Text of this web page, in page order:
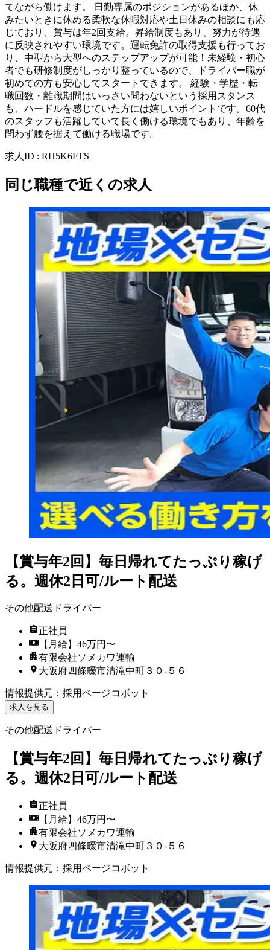
てながら働けます。 日勤専属のポジションがあるほか、休
みたいときに休める柔軟な休暇対応や土日休みの相談にも応
じており、賞与は年2回支給。昇給制度もあり、努力が待遇
に反映されやすい環境です。運転免許の取得支援も行ってお
り、中型から大型へのステップアップが可能！未経験・初心
者でも研修制度がしっかり整っているので、ドライバー職が
初めての方も安心してスタートできます。 経験・学歴・転
職回数・離職期間はいっさい問わないという採用スタンス
も、ハードルを感じていた方には嬉しいポイントです。60代
のスタッフも活躍していて長く働ける環境でもあり、年齢を
問わず腰を据えて働ける職場です。
求人ID : RH5K6FTS
同じ職種で近くの求人
【賞与年2回】毎日帰れてたっぷり稼げ
る。週休2日可/ルート配送
その他配送ドライバー
正社員
【月給】46万円〜
有限会社ソメカワ運輸
大阪府四條畷市清滝中町３０‐５６
情報提供元 ： 採用ページコボット
求人を見る
その他配送ドライバー
【賞与年2回】毎日帰れてたっぷり稼げ
る。週休2日可/ルート配送
正社員
【月給】46万円〜
有限会社ソメカワ運輸
大阪府四條畷市清滝中町３０‐５６
情報提供元 ： 採用ページコボット